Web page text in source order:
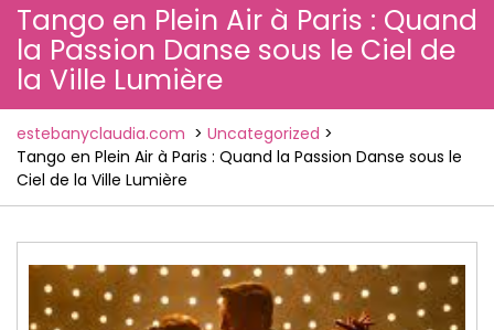
Tango en Plein Air à Paris : Quand
la Passion Danse sous le Ciel de
la Ville Lumière
estebanyclaudia.com > Uncategorized >
Tango en Plein Air à Paris : Quand la Passion Danse sous le
Ciel de la Ville Lumière